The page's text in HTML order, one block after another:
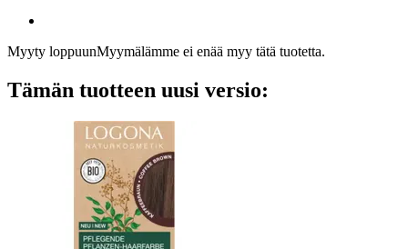
Myyty loppuunMyymälämme ei enää myy tätä tuotetta.
Tämän tuotteen uusi versio: